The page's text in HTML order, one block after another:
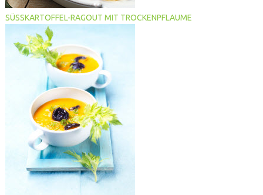
SÜSSKARTOFFEL-RAGOUT MIT TROCKENPFLAUME